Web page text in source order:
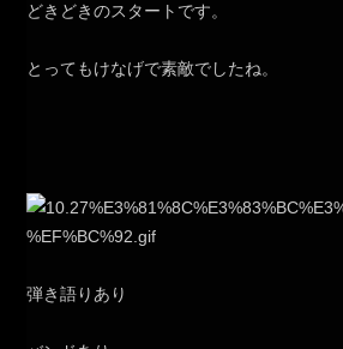
どきどきのスタートです。
とってもけなげで素敵でしたね。
弾き語りあり